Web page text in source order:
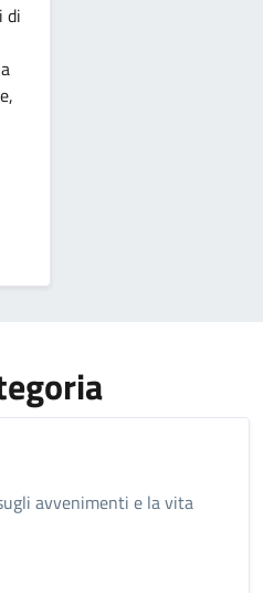
di
2026. LA FESTA NEI
avvenimenti e la vita